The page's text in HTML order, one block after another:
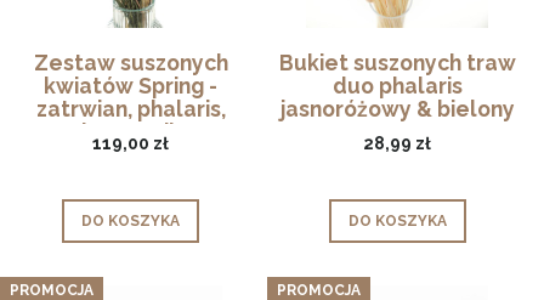
Zestaw suszonych
kwiatów Spring -
zatrwian, phalaris,
krwawnik
119,00 zł
DO KOSZYKA
Bukiet suszonych traw
duo phalaris
jasnoróżowy & bielony
28,99 zł
DO KOSZYKA
PROMOCJA PROMOCJA